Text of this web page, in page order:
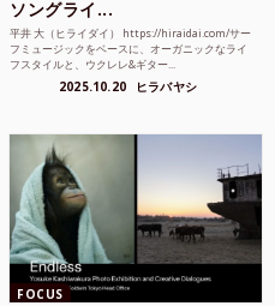
ソングライ...
平井 大（ヒライダイ） https://hiraidai.com/サー
フミュージックをベースに、オーガニックなライ
フスタイルと、ウクレレ&ギター...
2025.10.20 ヒラバヤシ
FOCUS